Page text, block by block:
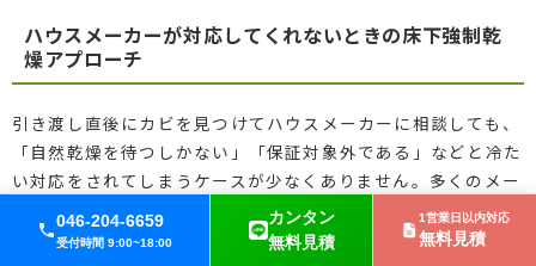
046-204-6659
受付時間 9:00~18:00
カンタン
無料見積
1営業日以内対応
無料見積
ハウスメーカーが対応してくれないときの床下強制乾
燥アプローチ
引き渡し直後にカビを見つけてハウスメーカーに相談しても、
「自然乾燥を待つしかない」「保証対象外である」などと冷た
い対応をされてしまうケースが少なくありません。多くのメー
カーは構造上の欠陥とは認めず、乾燥不足をただの経年変化と
して処理しようとする傾向があるからです。